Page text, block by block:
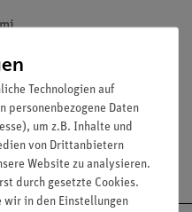
5 mm bis 47 mm
ab 300,- €
Technologien auf
personenbezogene Daten
um z.B. Inhalte und
von Drittanbietern
Website zu analysieren.
durch gesetzte Cookies.
in den Einstellungen